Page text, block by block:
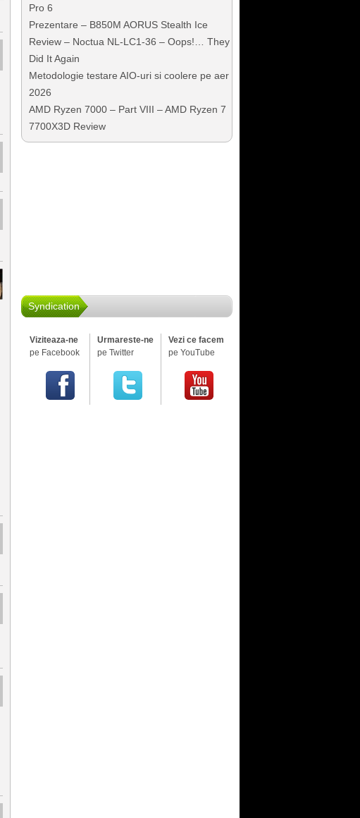
Pro 6
Prezentare – B850M AORUS Stealth Ice
Review – Noctua NL-LC1-36 – Oops!… They
Did It Again
Metodologie testare AIO-uri si coolere pe aer
2026
AMD Ryzen 7000 – Part VIII – AMD Ryzen 7
7700X3D Review
Syndication
Viziteaza-ne
pe Facebook
Urmareste-ne
pe Twitter
Vezi ce facem
pe YouTube